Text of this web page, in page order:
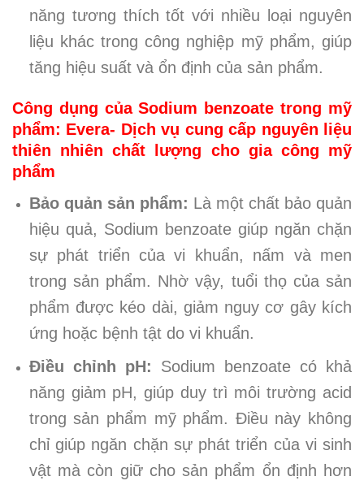
năng tương thích tốt với nhiều loại nguyên
liệu khác trong công nghiệp mỹ phẩm, giúp
tăng hiệu suất và ổn định của sản phẩm.
Công dụng của Sodium benzoate trong mỹ
phẩm: Evera- Dịch vụ cung cấp nguyên liệu
thiên nhiên chất lượng cho gia công mỹ
phẩm
Bảo quản sản phẩm: Là một chất bảo quản
hiệu quả, Sodium benzoate giúp ngăn chặn
sự phát triển của vi khuẩn, nấm và men
trong sản phẩm. Nhờ vậy, tuổi thọ của sản
phẩm được kéo dài, giảm nguy cơ gây kích
ứng hoặc bệnh tật do vi khuẩn.
Điều chỉnh pH: Sodium benzoate có khả
năng giảm pH, giúp duy trì môi trường acid
trong sản phẩm mỹ phẩm. Điều này không
chỉ giúp ngăn chặn sự phát triển của vi sinh
vật mà còn giữ cho sản phẩm ổn định hơn